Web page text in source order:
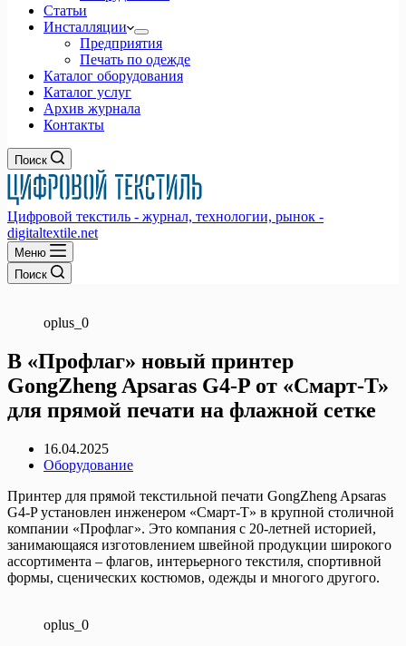
Статьи
Инсталляции
Предприятия
Печать по одежде
Каталог оборудования
Каталог услуг
Архив журнала
Контакты
Поиск
Цифровой текстиль - журнал, технологии, рынок -
digitaltextile.net
Меню
Поиск
oplus_0
В «Профлаг» новый принтер
GongZheng Apsaras G4-P от «Смарт-Т»
для прямой печати на флажной сетке
16.04.2025
Оборудование
Принтер для прямой текстильной печати GongZheng Apsaras
G4-P установлен инженером «Смарт-Т» в крупной столичной
компании «Профлаг». Это компания с 20-летней историей,
занимающаяся изготовлением швейной продукции широкого
ассортимента – флагов, интерьерного текстиля, спортивной
формы, сценических костюмов, одежды и многого другого.
oplus_0